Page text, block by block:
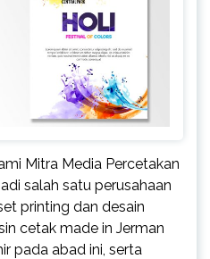
Mitra Media Percetakan
salah satu perusahaan
printing dan desain
cetak made in Jerman
pada abad ini, serta